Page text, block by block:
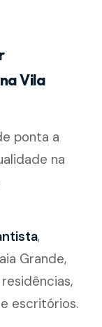
Vila
ponta a
na
,
Grande,
escritórios.